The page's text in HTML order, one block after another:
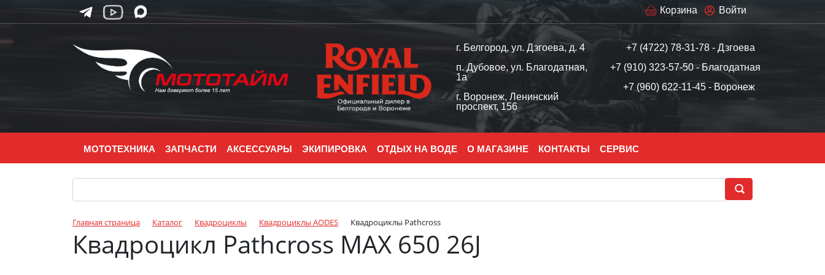
Войти
Корзина
г. Белгород, ул. Дзгоева, д. 4
п. Дубовое, ул. Благодатная,
1а
г. Воронеж, Ленинский
проспект, 156
+7 (4722) 78-31-78 - Дзгоева
+7 (910) 323-57-50 - Благодатная
+7 (960) 622-11-45 - Воронеж
МОТОТЕХНИКА ЗАПЧАСТИ АКСЕССУАРЫ ЭКИПИРОВКА ОТДЫХ НА ВОДЕ О МАГАЗИНЕ КОНТАКТЫ СЕРВИС
Главная страница Каталог Квадроциклы Квадроциклы AODES Квадроциклы Pathcross
Квадроцикл Pathcross MAX 650 26J